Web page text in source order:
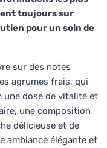
toujours sur
pour un soin de
sur des notes
agrumes frais, qui
dose de vitalité et
une composition
délicieuse et de
ambiance élégante et